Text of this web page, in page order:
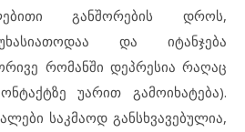
განშორების დროს,
და იტანჯება
რომანში დეპრესია რაღაც
უარით გამოიხატება).
საკმაოდ განსხვავებულია,